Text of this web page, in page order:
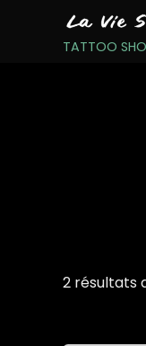
TATTOO
2 résultats